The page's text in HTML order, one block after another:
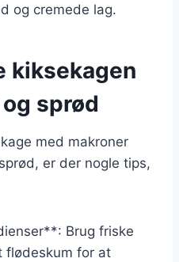
og cremede lag.
kiksekagen
sprød
med makroner
er der nogle tips,
Brug friske
flødeskum for at